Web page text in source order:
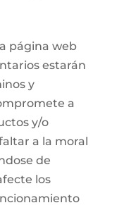
página web
estarán
y
a
y/o
a la moral
de
los